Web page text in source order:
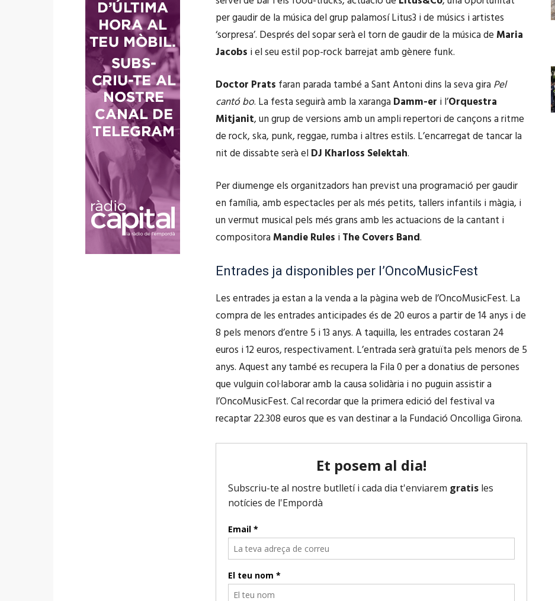
m
u
n
p
a
v
a
l
l
p
e
n
e
m
u
d
c
l
d
e
f
l
x
a
c
v
l
a
t
o
r
'
à
u
d
i
r
l
t
e
c
l
d
e
f
x
a
c
a
p
a
m
u
l
per gaudir de la música del grup palamosí Litus3 i de músics i artistes
‘sorpresa’. Després del sopar serà el torn de gaudir de la música de Maria
Jacobs i el seu estil pop-rock barrejat amb gènere funk.
Doctor Prats faran parada també a Sant Antoni dins la seva gira Pel
cantó bo. La festa seguirà amb la xaranga Damm-er i l’Orquestra
Mitjanit, un grup de versions amb un ampli repertori de cançons a ritme
de rock, ska, punk, reggae, rumba i altres estils. L’encarregat de tancar la
nit de dissabte serà elDJ Kharloss Selektah.
Per diumenge els organitzadors han previst una programació per gaudir
en família, amb espectacles per als més petits, tallers infantils i màgia, i
un vermut musical pels més grans amb les actuacions de la cantant i
compositora Mandie Rules iThe Covers Band.
Entrades ja disponibles per l’OncoMusicFest
Les entrades ja estan a la venda a la pàgina web de l’OncoMusicFest. La
compra de les entrades anticipades és de 20 euros a partir de 14 anys i de
8 pels menors d’entre 5 i 13 anys. A taquilla, les entrades costaran 24
euros i 12 euros, respectivament. L’entrada serà gratuïta pels menors de 5
anys. Aquest any també es recupera la Fila 0 per a donatius de persones
que vulguin col·laborar amb la causa solidària i no puguin assistir a
l’OncoMusicFest. Cal recordar que la primera edició del festival va
recaptar 22.308 euros que es van destinar a la Fundació Oncolliga Girona.